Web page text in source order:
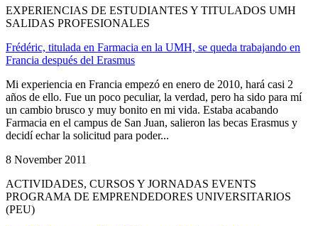
EXPERIENCIAS DE ESTUDIANTES Y TITULADOS UMH
SALIDAS PROFESIONALES
Frédéric, titulada en Farmacia en la UMH, se queda trabajando en
Francia después del Erasmus
Mi experiencia en Francia empezó en enero de 2010, hará casi 2
años de ello. Fue un poco peculiar, la verdad, pero ha sido para mí
un cambio brusco y muy bonito en mi vida. Estaba acabando
Farmacia en el campus de San Juan, salieron las becas Erasmus y
decidí echar la solicitud para poder...
8 November 2011
ACTIVIDADES, CURSOS Y JORNADAS EVENTS
PROGRAMA DE EMPRENDEDORES UNIVERSITARIOS
(PEU)